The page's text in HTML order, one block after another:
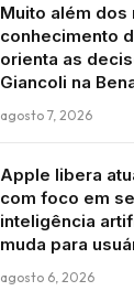
Muito além dos
conhecimento
orienta as
Giancoli na
agosto 7, 2026
Apple libera
com foco em
inteligência
muda para
agosto 6, 2026